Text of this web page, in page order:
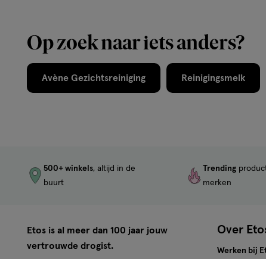
Op zoek naar iets anders?
Avène Gezichtsreiniging Reinigingsmelk
500+ winkels, altijd in de
buurt
Trending
merken
Etos is al meer dan 100 jaar jouw
vertrouwde drogist.
Over
Werken bij